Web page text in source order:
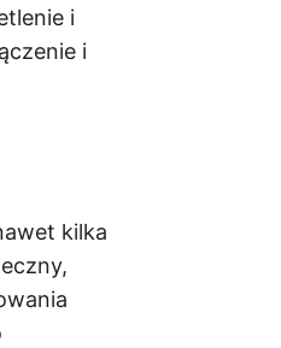
i
i
kilka